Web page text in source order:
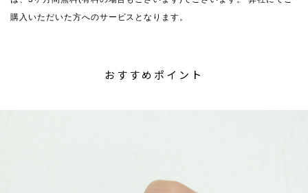
購入いただいた方へのサービスとなります。
おすすめポイント